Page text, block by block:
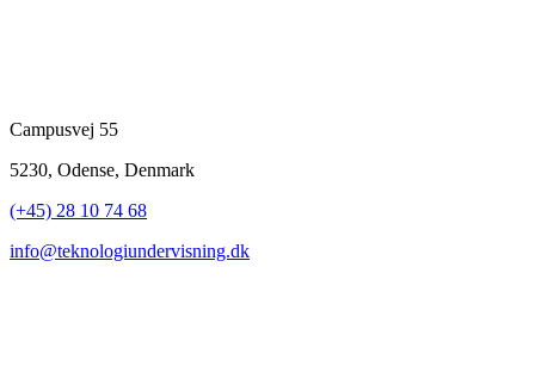
Campusvej 55
5230, Odense, Denmark
(+45) 28 10 74 68
info@teknologiundervisning.dk